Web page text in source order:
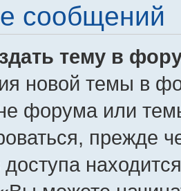
сообщений
тему в
новой темы в
форума или
прежде